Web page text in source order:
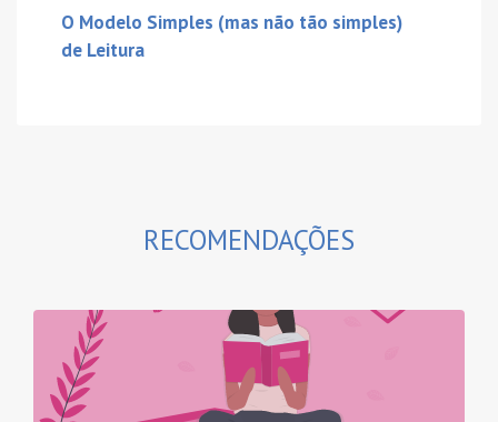
O Modelo Simples (mas não tão simples)
de Leitura
RECOMENDAÇÕES